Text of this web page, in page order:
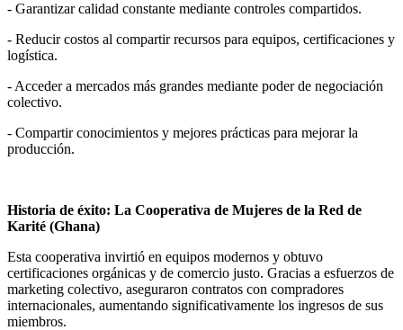
- Garantizar calidad constante mediante controles compartidos.
- Reducir costos al compartir recursos para equipos, certificaciones y
logística.
- Acceder a mercados más grandes mediante poder de negociación
colectivo.
- Compartir conocimientos y mejores prácticas para mejorar la
producción.
Historia de éxito: La Cooperativa de Mujeres de la Red de
Karité (Ghana)
Esta cooperativa invirtió en equipos modernos y obtuvo
certificaciones orgánicas y de comercio justo. Gracias a esfuerzos de
marketing colectivo, aseguraron contratos con compradores
internacionales, aumentando significativamente los ingresos de sus
miembros.